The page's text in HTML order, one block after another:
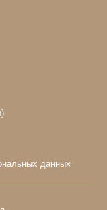
данных